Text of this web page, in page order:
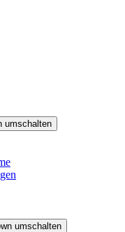
umschalten
umschalten